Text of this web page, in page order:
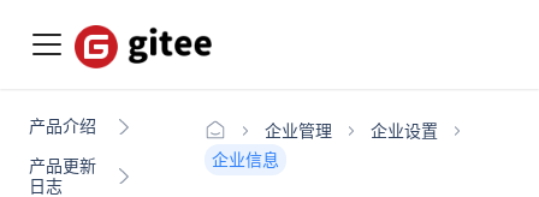
产品介绍
产品更新
日志
企业管理
企业设置
企业信息